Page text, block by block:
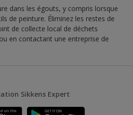
dans les égouts, y compris lorsque
de peinture. Éliminez les restes de
de collecte local de déchets
en contactant une entreprise de
Sikkens Expert